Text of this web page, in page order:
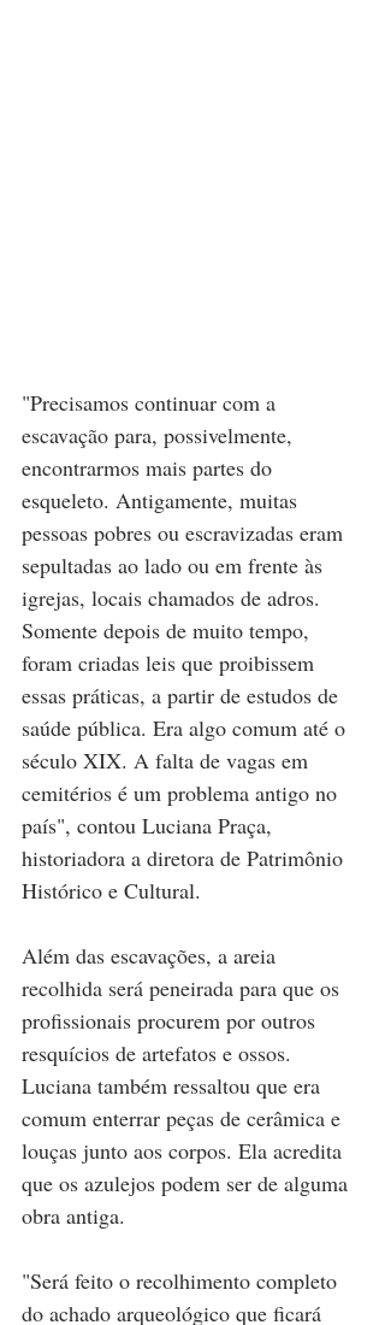
"Precisamos continuar com a
escavação para, possivelmente,
encontrarmos mais partes do
esqueleto. Antigamente, muitas
pessoas pobres ou escravizadas eram
sepultadas ao lado ou em frente às
igrejas, locais chamados de adros.
Somente depois de muito tempo,
foram criadas leis que proibissem
essas práticas, a partir de estudos de
saúde pública. Era algo comum até o
século XIX. A falta de vagas em
cemitérios é um problema antigo no
país", contou Luciana Praça,
historiadora a diretora de Patrimônio
Histórico e Cultural.
Além das escavações, a areia
recolhida será peneirada para que os
profissionais procurem por outros
resquícios de artefatos e ossos.
Luciana também ressaltou que era
comum enterrar peças de cerâmica e
louças junto aos corpos. Ela acredita
que os azulejos podem ser de alguma
obra antiga.
"Será feito o recolhimento completo
do achado arqueológico que ficará